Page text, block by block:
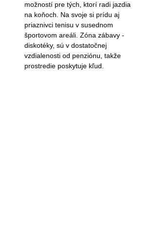
možností pre tých, ktorí radi jazdia
na koňoch. Na svoje si prídu aj
priaznivci tenisu v susednom
športovom areáli. Zóna zábavy -
diskotéky, sú v dostatočnej
vzdialenosti od penziónu, takže
prostredie poskytuje kľud.